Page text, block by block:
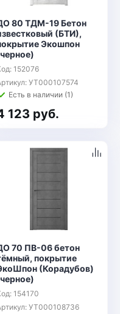
80 ТДМ-19 Бетон
(БТИ),
Экошпон
152076
УТ000107574
Есть в наличии (1)
123 руб.
70 ПВ-06 бетон
покрытие
(Корадубов)
154170
УТ000108736